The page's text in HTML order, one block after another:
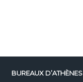
BUREAUX D’ATHÈNES